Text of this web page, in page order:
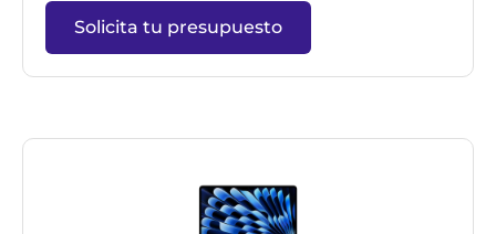
Solicita tu presupuesto